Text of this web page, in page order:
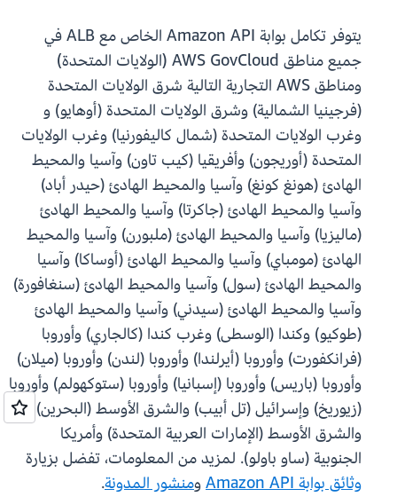
يتوفر تكامل بوابة Amazon API الخاص مع ALB في
جميع مناطق AWS GovCloud (الولايات المتحدة)
ومناطق AWS التجارية التالية شرق الولايات المتحدة
(فرجينيا الشمالية) وشرق الولايات المتحدة (أوهايو) و
وغرب الولايات المتحدة (شمال كاليفورنيا) وغرب الولايات
المتحدة (أوريجون) وأفريقيا (كيب تاون) وآسيا والمحيط
الهادئ (هونغ كونغ) وآسيا والمحيط الهادئ (حيدر أباد)
وآسيا والمحيط الهادئ (جاكرتا) وآسيا والمحيط الهادئ
(ماليزيا) وآسيا والمحيط الهادئ (ملبورن) وآسيا والمحيط
الهادئ (مومباي) وآسيا والمحيط الهادئ (أوساكا) وآسيا
والمحيط الهادئ (سول) وآسيا والمحيط الهادئ (سنغافورة)
وآسيا والمحيط الهادئ (سيدني) وآسيا والمحيط الهادئ
(طوكيو) وكندا (الوسطى) وغرب كندا (كالجاري) وأوروبا
(فرانكفورت) وأوروبا (أيرلندا) وأوروبا (لندن) وأوروبا (ميلان)
وأوروبا (باريس) وأوروبا (إسبانيا) وأوروبا (ستوكهولم) وأوروبا
(زيوريخ) وإسرائيل (تل أبيب) والشرق الأوسط (البحرين)
والشرق الأوسط (الإمارات العربية المتحدة) وأمريكا
الجنوبية (ساو باولو). لمزيد من المعلومات، تفضل بزيارة
وثائق بوابة Amazon API
ومنشور المدونة.